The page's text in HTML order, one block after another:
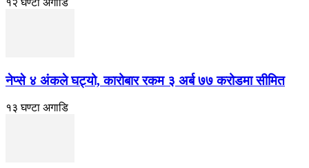
१२ घण्टा अगाडि
नेप्से ४ अंकले घट्यो, कारोबार रकम ३ अर्ब ७७ करोडमा सीमित
१३ घण्टा अगाडि